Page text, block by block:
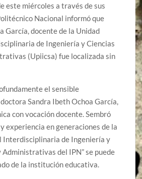
este miércoles a través de sus
Nacional informó que
García, docente de la Unidad
de Ingeniería y Ciencias
(Upiicsa) fue localizada sin
el sensible
Sandra Ibeth Ochoa García,
con vocación docente. Sembró
experiencia en generaciones de la
Interdisciplinaria de Ingeniería y
Administrativas del IPN” se puede
de la institución educativa.